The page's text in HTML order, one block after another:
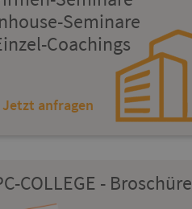
Seminare
Coachings
Jetzt anfragen
COLLEGE - Broschüre